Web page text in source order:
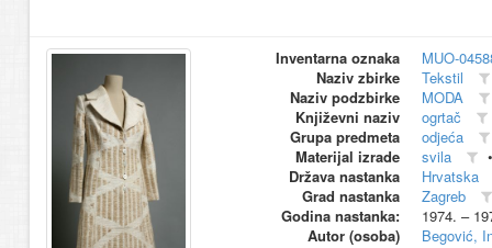
Inventarna oznaka
MUO-
Naziv zbirke
Tekstil
Naziv podzbirke
MODA
Književni naziv
ogrtač
Grupa predmeta
odjeća
Materijal izrade
svila
Država nastanka
Hrvatska
Grad nastanka
Zagreb
Godina nastanka:
1974. –
Autor (osoba)
Begović,